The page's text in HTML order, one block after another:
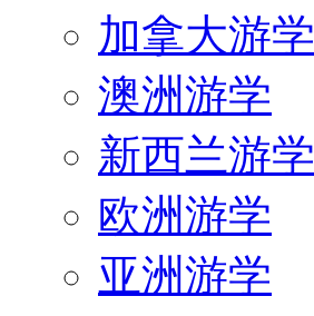
加拿大游学
澳洲游学
新西兰游学
欧洲游学
亚洲游学